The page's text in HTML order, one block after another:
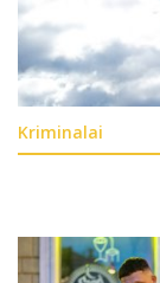
Kriminalai